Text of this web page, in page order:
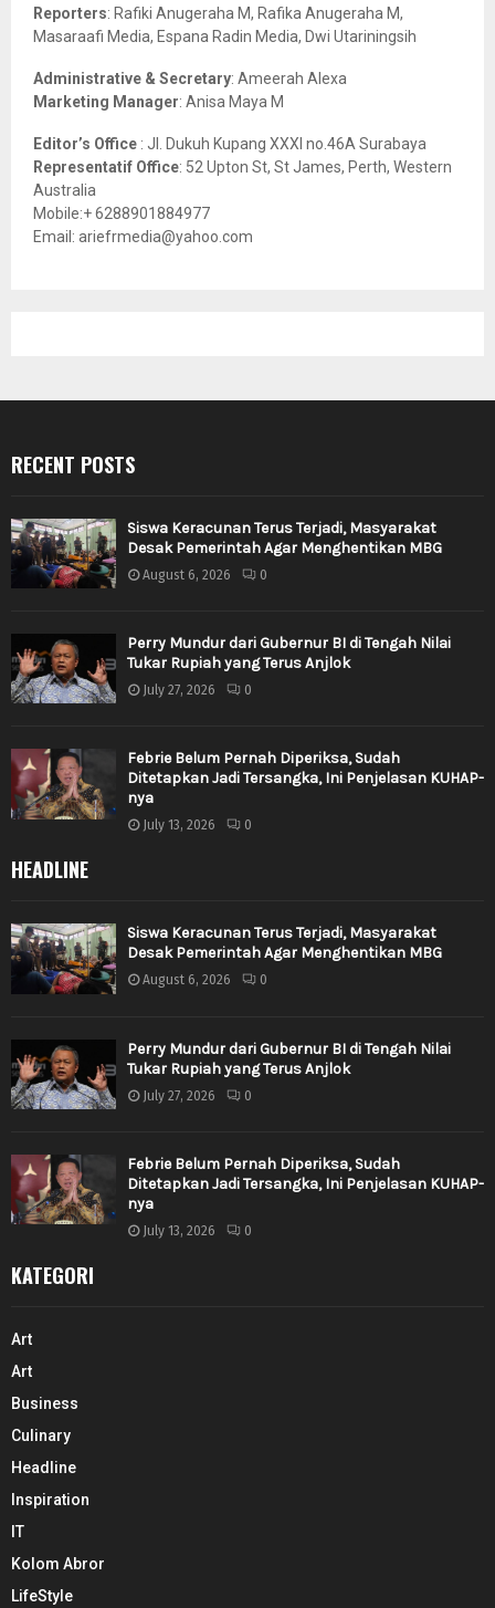
Reporters: Rafiki Anugeraha M, Rafika Anugeraha M,
Masaraafi Media, Espana Radin Media, Dwi Utariningsih
Administrative & Secretary: Ameerah Alexa
Marketing Manager: Anisa Maya M
Editor’s Office : Jl. Dukuh Kupang XXXI no.46A Surabaya
Representatif Office: 52 Upton St, St James, Perth, Western
Australia
Mobile:+ 6288901884977
Email: ariefrmedia@yahoo.com
RECENT POSTS
Siswa Keracunan Terus Terjadi, Masyarakat
Desak Pemerintah Agar Menghentikan MBG
August 6, 2026 0
Perry Mundur dari Gubernur BI di Tengah Nilai
Tukar Rupiah yang Terus Anjlok
July 27, 2026 0
Febrie Belum Pernah Diperiksa, Sudah
Ditetapkan Jadi Tersangka, Ini Penjelasan KUHAP-
nya
July 13, 2026 0
HEADLINE
Siswa Keracunan Terus Terjadi, Masyarakat
Desak Pemerintah Agar Menghentikan MBG
August 6, 2026 0
Perry Mundur dari Gubernur BI di Tengah Nilai
Tukar Rupiah yang Terus Anjlok
July 27, 2026 0
Febrie Belum Pernah Diperiksa, Sudah
Ditetapkan Jadi Tersangka, Ini Penjelasan KUHAP-
nya
July 13, 2026 0
KATEGORI
Art
Art
Business
Culinary
Headline
Inspiration
IT
Kolom Abror
LifeStyle